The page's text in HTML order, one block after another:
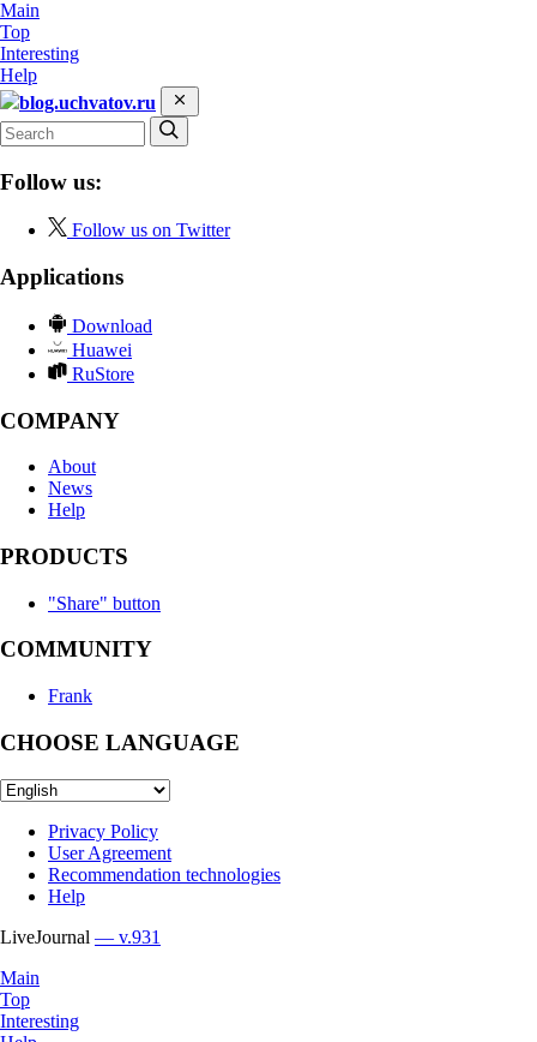
Main
Top
Interesting
Help
blog.uchvatov.ru
Follow us:
Follow us on Twitter
Applications
Download
Huawei
RuStore
COMPANY
About
News
Help
PRODUCTS
"Share" button
COMMUNITY
Frank
CHOOSE LANGUAGE
Privacy Policy
User Agreement
Recommendation technologies
Help
LiveJournal — v.931
Main
Top
Interesting